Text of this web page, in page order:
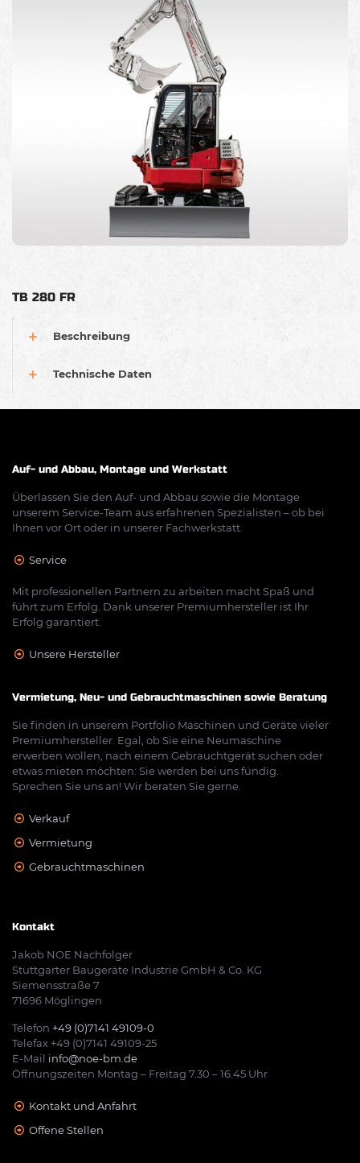
TB 280 FR
Beschreibung
Technische Daten
Auf- und Abbau, Montage und Werkstatt
Überlassen Sie den Auf- und Abbau sowie die Montage
unserem Service-Team aus erfahrenen Spezialisten – ob bei
Ihnen vor Ort oder in unserer Fachwerkstatt.
Service
Mit professionellen Partnern zu arbeiten macht Spaß und
führt zum Erfolg. Dank unserer Premiumhersteller ist Ihr
Erfolg garantiert.
Unsere Hersteller
Vermietung, Neu- und Gebrauchtmaschinen sowie Beratung
Sie finden in unserem Portfolio Maschinen und Geräte vieler
Premiumhersteller. Egal, ob Sie eine Neumaschine
erwerben wollen, nach einem Gebrauchtgerät suchen oder
etwas mieten möchten: Sie werden bei uns fündig.
Sprechen Sie uns an! Wir beraten Sie gerne.
Verkauf
Vermietung
Gebrauchtmaschinen
Kontakt
Jakob NOE Nachfolger
Stuttgarter Baugeräte Industrie GmbH & Co. KG
Siemensstraße 7
71696 Möglingen
Telefon +49 (0)7141 49109-0
Telefax +49 (0)7141 49109-25
E-Mail info@noe-bm.de
Öffnungszeiten Montag – Freitag 7.30 – 16.45 Uhr
Kontakt und Anfahrt
Offene Stellen